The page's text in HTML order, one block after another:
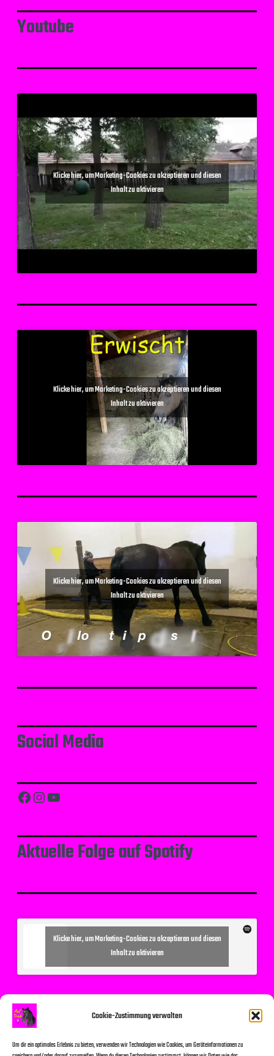
Cookie-Zustimmung verwalten
Um dir ein optimales Erlebnis zu bieten, verwenden wir Technologien wie Cookies, um Geräteinformationen zu
Youtube
Klicke hier, um Marketing-Cookies zu akzeptieren und diesen
Inhalt zu aktivieren
Klicke hier, um Marketing-Cookies zu akzeptieren und diesen
Inhalt zu aktivieren
Klicke hier, um Marketing-Cookies zu akzeptieren und diesen
Inhalt zu aktivieren
Social Media
Facebook Instagram YouTube
Aktuelle Folge auf Spotify
Klicke hier, um Marketing-Cookies zu akzeptieren und diesen
Inhalt zu aktivieren
Suchen